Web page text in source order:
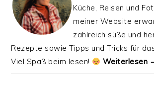
Küche, Reisen und
meiner Website
zahlreich süße und
Rezepte sowie Tipps und Tricks für
Viel Spaß beim lesen!
Weiterlesen